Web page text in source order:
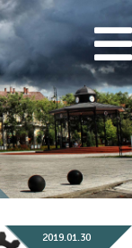
2019.01.30